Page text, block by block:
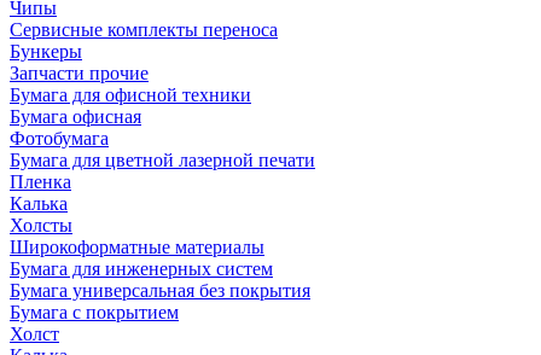
Чипы
Сервисные комплекты переноса
Бункеры
Запчасти прочие
Бумага для офисной техники
Бумага офисная
Фотобумага
Бумага для цветной лазерной печати
Пленка
Калька
Холсты
Широкоформатные материалы
Бумага для инженерных систем
Бумага универсальная без покрытия
Бумага с покрытием
Холст